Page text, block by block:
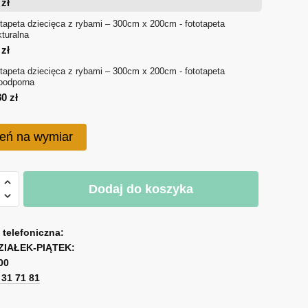
714 zł
1,080 zł
dziecięca z rybami – 300cm x 200cm - fototapeta
zł
dziecięca z rybami – 300cm x 200cm - fototapeta
zł
na wymiar
Dodaj do koszyka
PIĄTEK:
71 81